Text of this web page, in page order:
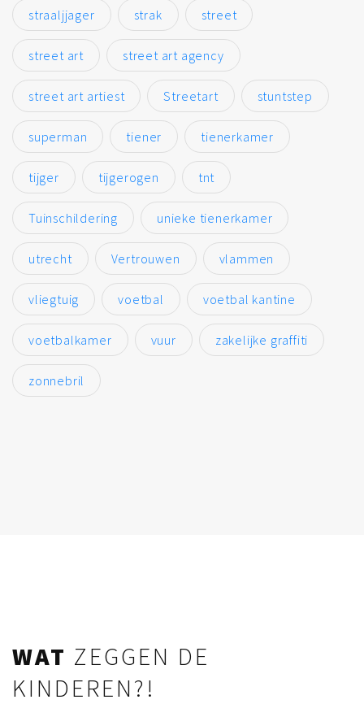
straaljjager strak street
street art street art agency
street art artiest Streetart stuntstep
superman tiener tienerkamer
tijger tijgerogen tnt
Tuinschildering unieke tienerkamer
utrecht Vertrouwen vlammen
vliegtuig voetbal voetbal kantine
voetbalkamer vuur zakelijke graffiti
zonnebril
WAT ZEGGEN DE
KINDEREN?!